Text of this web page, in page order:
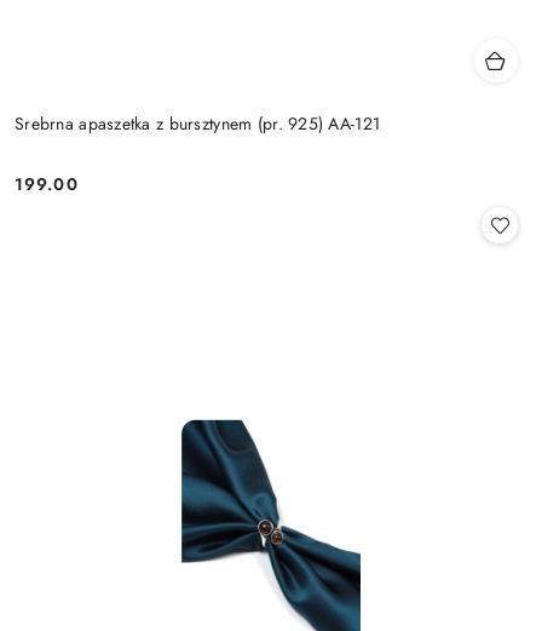
Srebrna apaszetka z bursztynem (pr. 925) AA-121
Cena:
199.00